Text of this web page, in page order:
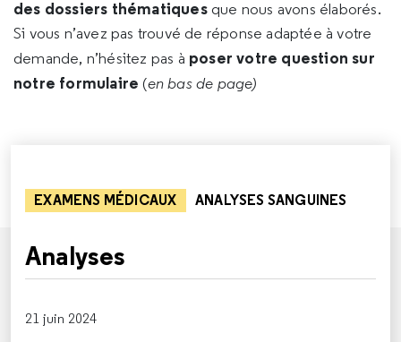
des dossiers thématiques que nous avons élaborés.
Si vous n’avez pas trouvé de réponse adaptée à votre
demande, n’hésitez pas à poser votre question sur
notre formulaire (en bas de page)
EXAMENS MÉDICAUX ANALYSES SANGUINES
Analyses
21 juin 2024